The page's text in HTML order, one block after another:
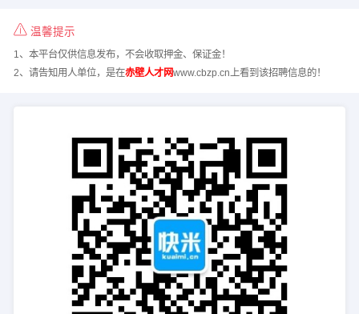
温馨提示
1、本平台仅供信息发布，不会收取押金、保证金！
2、请告知用人单位，是在赤壁人才网www.cbzp.cn上看到该招聘信息的！